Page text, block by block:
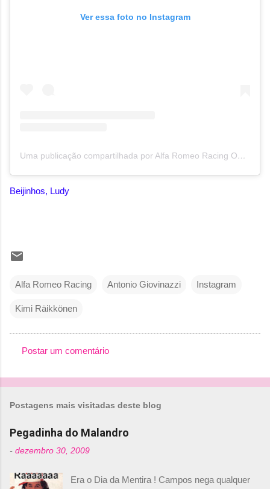
Ver essa foto no Instagram
Uma publicação compartilhada por Alfa Romeo Racing ORLEN (@alfaromeoracingorlen)
Beijinhos, Ludy
Alfa Romeo Racing Antonio Giovinazzi Instagram
Kimi Räikkönen
o
n
t
r
Postar um comentário
Postagens mais visitadas deste blog
Pegadinha do Malandro
- dezembro 30, 2009
Era o Dia da Mentira ! Campos nega qualquer